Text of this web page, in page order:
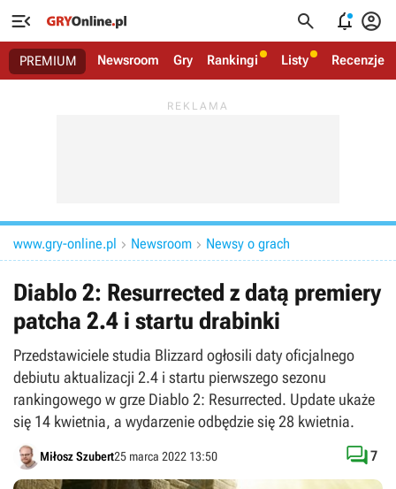
   
PREMIUM Newsroom Gry Rankingi Listy Recenzje
www.gry-online.pl  Newsroom  Newsy o grach
Diablo 2: Resurrected z datą premiery
patcha 2.4 i startu drabinki
Przedstawiciele studia Blizzard ogłosili daty oficjalnego
debiutu aktualizacji 2.4 i startu pierwszego sezonu
rankingowego w grze Diablo 2: Resurrected. Update ukaże
się 14 kwietnia, a wydarzenie odbędzie się 28 kwietnia.
Miłosz Szubert25 marca 2022 13:50 7